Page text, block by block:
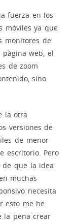
fuerza en los
móviles ya que
monitores de
web, el
de zoom
sino
la otra
versiones de
de menor
escritorio. Pero
de que la idea
muchas
necesita
esto me he
la pena crear